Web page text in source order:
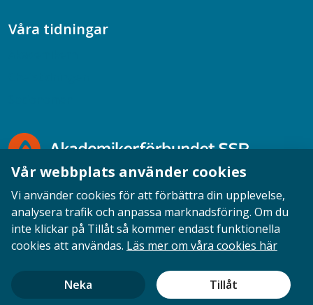
Våra tidningar
Opinion English Personuppgifter Cookies
Ansvarig utgivare: Cecilia Sandahl
Vår webbplats använder cookies
Vi använder cookies för att förbättra din upplevelse,
analysera trafik och anpassa marknadsföring. Om du
inte klickar på Tillåt så kommer endast funktionella
cookies att användas. Läs mer om våra cookies här
Neka Tillåt